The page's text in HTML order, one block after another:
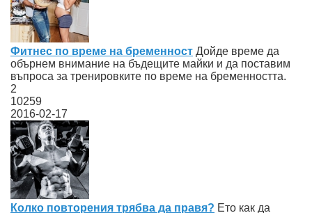
Фитнес по време на бременност Дойде време да
обърнем внимание на бъдещите майки и да поставим
въпроса за тренировките по време на бременността.
2
10259
2016-02-17
Колко повторения трябва да правя? Ето как да